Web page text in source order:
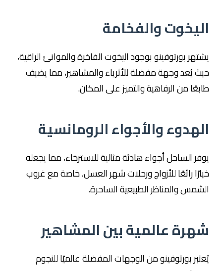
اليخوت والفخامة
يشتهر بورتوفينو بوجود اليخوت الفاخرة والموانئ الراقية،
حيث يُعد وجهة مفضلة للأثرياء والمشاهير، مما يضيف
طابعًا من الرفاهية والتميز على المكان.
الهدوء والأجواء الرومانسية
يوفر الساحل أجواء هادئة مثالية للاسترخاء، مما يجعله
خيارًا رائعًا للأزواج ورحلات شهر العسل، خاصة مع غروب
الشمس والمناظر الطبيعية الساحرة.
شهرة عالمية بين المشاهير
يُعتبر بورتوفينو من الوجهات المفضلة عالميًا للنجوم